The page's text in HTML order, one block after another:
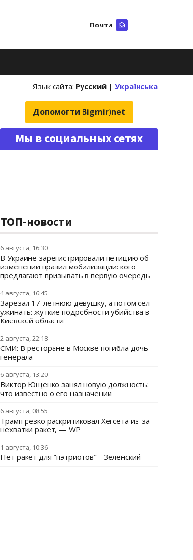
Почта
Язык сайта: Русский | Українська
Допомогти Bigmir)net
Мы в социальных сетях
ТОП-новости
6 августа, 16:30
В Украине зарегистрировали петицию об
изменении правил мобилизации: кого
предлагают призывать в первую очередь
4 августа, 16:45
Зарезал 17-летнюю девушку, а потом сел
ужинать: жуткие подробности убийства в
Киевской области
2 августа, 22:18
СМИ: В ресторане в Москве погибла дочь
генерала
6 августа, 13:20
Виктор Ющенко занял новую должность:
что известно о его назначении
6 августа, 08:55
Трамп резко раскритиковал Хегсета из-за
нехватки ракет, — WP
1 августа, 10:36
Нет ракет для "пэтриотов" - Зеленский